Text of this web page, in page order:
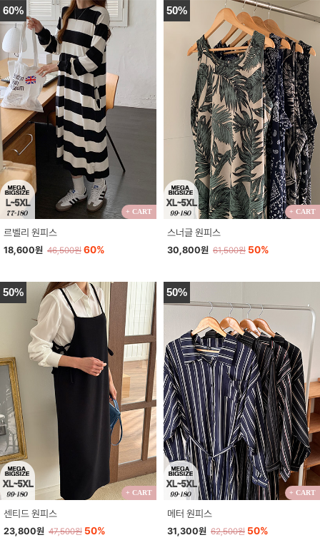
60%
+ CART
르벨리 원피스
18,600원 46,500원 60%
50%
+ CART
스너글 원피스
30,800원 61,500원 50%
50%
+ CART
센티드 원피스
23,800원 47,500원 50%
50%
+ CART
메터 원피스
31,300원 62,500원 50%